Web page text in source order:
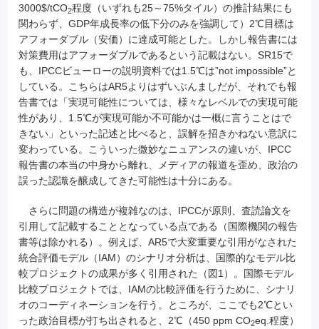
3000$/tCO2程度（いずれも25～75%タイル）の推計結果にも
関わらず、GDP年成長率の低下分のみを強調して）2℃目標は
アフォーダブル（安価）に達成可能とした。しかし報告書には
対策費用はアフォーダブルであるという記載はない。SR15で
も、IPCCビューローの説明資料では1.5℃は”not impossible”と
している。こちらはAR5よりはずいぶんましだが、それでも報
告書では「実現可能性については、様々なレベルでの実現可能
性があり、1.5℃が実現可能か不可能かは一概に言うことはで
きない」といった記述と比べると、誤解を招きかねない意訳に
変わっている。こういった微妙なニュアンスの違いが、IPCC
報告書の本当の中身から離れ、メディアの報道を歪め、政治の
誤った認識を醸成してきた可能性は十分にある。
さらに問題の構造が複雑なのは、IPCCが原則、査読論文を
引用して記載することとなっている点である（国際機関の報告
書等は除かれる）。例えば、AR5で大変重要な引用がなされた
統合評価モデル（IAM）のシナリオ分析は、国際的なモデル比
較プロジェクトの成果が多く引用された（図1）。国際モデル
比較プロジェクトでは、IAMの比較評価を行うために、シナリ
オのコーディネーションを行う。ところが、ここでも2℃とい
った政治目標が打ち出されると、2℃（450 ppm CO2eq.程度）